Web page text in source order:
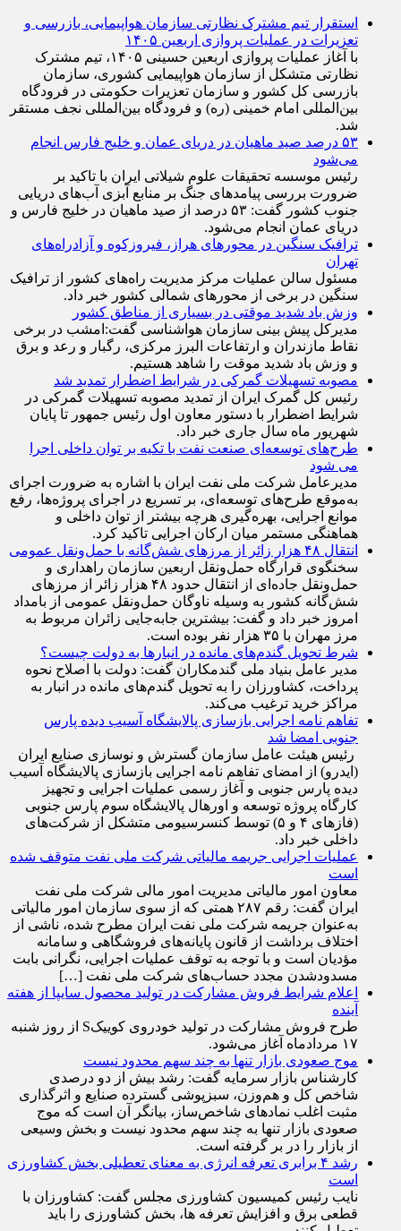
استقرار تیم مشترک نظارتی سازمان هواپیمایی، بازرسی و
تعزیرات در عملیات پروازی اربعین ۱۴۰۵
با آغاز عملیات پروازی اربعین حسینی ۱۴۰۵، تیم مشترک
نظارتی متشکل از سازمان هواپیمایی کشوری، سازمان
بازرسی کل کشور و سازمان تعزیرات حکومتی در فرودگاه
بین‌المللی امام خمینی (ره) و فرودگاه بین‌المللی نجف مستقر
شد.
۵۳ درصد صید ماهیان در دریای عمان و خلیج فارس انجام
می‌شود
رئیس موسسه تحقیقات علوم شیلاتی ایران با تاکید بر
ضرورت بررسی پیامد‌های جنگ بر منابع آبزی آب‌های دریایی
جنوب کشور گفت: ۵۳ درصد از صید ماهیان در خلیج فارس و
دریای عمان انجام می‌شود.
ترافیک سنگین در محورهای هراز، فیروزکوه و آزادراه‌های
تهران
مسئول سالن عملیات مرکز مدیریت راه‌های کشور از ترافیک
سنگین در برخی از محور‌های شمالی کشور خبر داد.
وزش باد شدید موقتی در بسیاری از مناطق کشور
مدیرکل پیش بینی سازمان هواشناسی گفت:امشب در برخی
نقاط مازندران و ارتفاعات البرز مرکزی، رگبار و رعد و برق
و وزش باد شدید موقت را شاهد هستیم.
مصوبه تسهیلات گمرکی در شرایط اضطرار تمدید شد
رئیس کل گمرک ایران از تمدید مصوبه تسهیلات گمرکی در
شرایط اضطرار با دستور معاون اول رئیس جمهور تا پایان
شهریور ماه سال جاری خبر داد.
طرح‌های توسعه‌ای صنعت نفت با تکیه بر توان داخلی اجرا
می شود
مدیرعامل شرکت ملی نفت ایران با اشاره به ضرورت اجرای
به‌موقع طرح‌های توسعه‌ای، بر تسریع در اجرای پروژه‌ها، رفع
موانع اجرایی، بهره‌گیری هرچه بیشتر از توان داخلی و
هماهنگی مستمر میان ارکان اجرایی تاکید کرد.
انتقال ۴۸ هزار زائر از مرزهای شش‌گانه با حمل‌ونقل عمومی
سخنگوی قرارگاه حمل‌ونقل اربعین سازمان راهداری و
حمل‌ونقل جاده‌ای از انتقال حدود ۴۸ هزار زائر از مرز‌های
شش‌گانه کشور به وسیله ناوگان حمل‌ونقل عمومی از بامداد
امروز خبر داد و گفت: بیشترین جابه‌جایی زائران مربوط به
مرز مهران با ۳۵ هزار نفر بوده است.
شرط تحویل گندم‌های مانده در انبار‌ها به دولت چیست؟
مدیر عامل بنیاد ملی گندمکاران گفت: دولت با اصلاح نحوه
پرداخت، کشاورزان را به تحویل گندم‌های مانده در انبار به
مراکز خرید ترغیب می‌کند.
تفاهم نامه اجرایی بازسازی پالایشگاه آسیب دیده پارس
جنوبی امضا شد
رئیس هیئت عامل سازمان گسترش و نوسازی صنایع ایران
(ایدرو) از امضای تفاهم نامه اجرایی بازسازی پالایشگاه آسیب
دیده پارس جنوبی و آغاز رسمی عملیات اجرایی و تجهیز
کارگاه پروژه توسعه و اورهال پالایشگاه سوم پارس جنوبی
(فاز‌های ۴ و ۵) توسط کنسرسیومی متشکل از شرکت‌های
داخلی خبر داد.
عملیات اجرایی جریمه مالیاتی شرکت ملی نفت متوقف شده
است
معاون امور مالیاتی مدیریت امور مالی شرکت ملی نفت
ایران گفت: رقم ۲۸۷ همتی که از سوی سازمان امور مالیاتی
به‌عنوان جریمه شرکت ملی نفت ایران مطرح شده، ناشی از
اختلاف برداشت از قانون پایانه‌های فروشگاهی و سامانه
مؤدیان است و با توجه به توقف عملیات اجرایی، نگرانی بابت
مسدودشدن مجدد حساب‌های شرکت ملی نفت […]
اعلام شرایط فروش مشارکت در تولید محصول سایپا از هفته
آینده
طرح فروش مشارکت در تولید خودروی کوییکS از روز شنبه
۱۷ مردادماه آغاز می‌شود.
موج صعودی بازار تنها به چند سهم محدود نیست
کارشناس بازار سرمایه گفت: رشد بیش از دو درصدی
شاخص کل و هم‌وزن، سبزپوشی گسترده صنایع و اثرگذاری
مثبت اغلب نماد‌های شاخص‌ساز، بیانگر آن است که موج
صعودی بازار تنها به چند سهم محدود نیست و بخش وسیعی
از بازار را در بر گرفته است.
رشد ۴ برابری تعرفه انرژی به معنای تعطیلی بخش کشاورزی
است
نایب رئیس کمیسیون کشاورزی مجلس گفت: کشاورزان با
قطعی برق و افزایش تعرفه ها، بخش کشاورزی را باید